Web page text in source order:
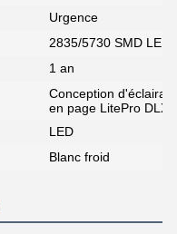
Urgence
2835/5730 SMD LED
1 an
Conception
en page LitePro DLX
LED
Blanc froid